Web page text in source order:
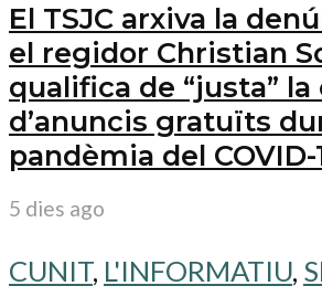
El TSJC arxiva la
el regidor Christian
qualifica de “justa”
d’anuncis gratuïts
pandèmia del COVID-
5 dies ago
CUNIT, L'INFORMATIU,